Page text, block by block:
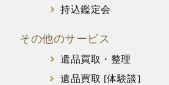
持込鑑定会
その他のサービス
遺品買取・整理
遺品買取 [体験談]